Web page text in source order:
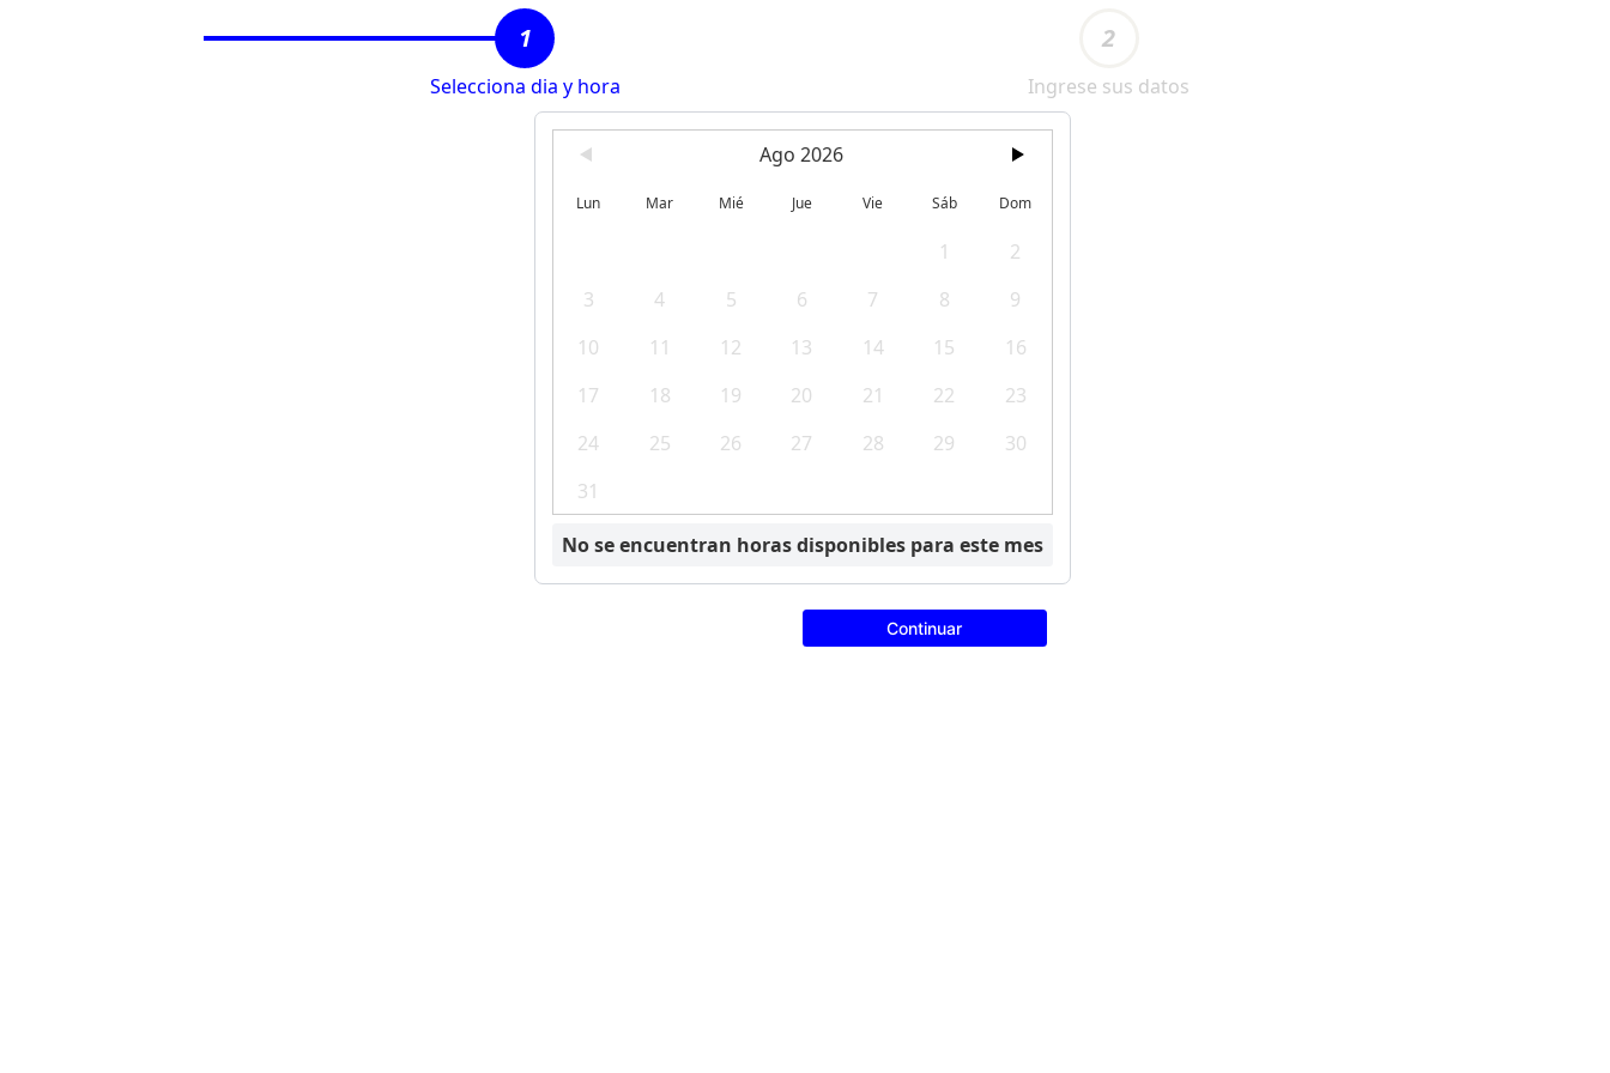
1
Selecciona dia y hora
2
Ingrese sus datos
Ago 2026
Lun Mar Mié Jue Vie Sáb Dom
1
2
3
4 5 6 7 8
9
10
11 12 13 14 15
16
17
18 19 20 21 22
23
24
25 26 27 28 29
30
31
No se encuentran horas disponibles para este mes
Continuar